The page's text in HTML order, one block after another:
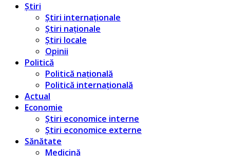
Știri
Știri internaționale
Știri naționale
Știri locale
Opinii
Politică
Politică națională
Politică internațională
Actual
Economie
Știri economice interne
Știri economice externe
Sănătate
Medicină